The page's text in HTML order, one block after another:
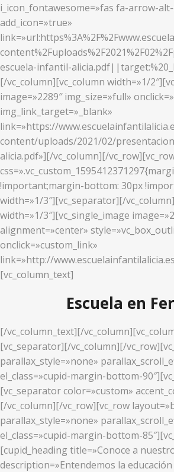
i_icon_fontawesome=»fas fa-arrow-
add_icon=»true»
escuela-infantil-
[/vc_column][vc_column width=»1/
image=»2289″ img_size=»full»
img_link_target=»_blank»
link=»https://
content/uploads/2021/02/
alicia.pdf»][/vc_column][/
!important;margin-bottom: 30px
width=»1/3″][vc_separator][/
width=»1/3″][vc_single_image
alignment=»center»
onclick=»custom_link»
link=»http://
[vc_column_text]
Escuela en
[/vc_column_text][/
[vc_separator][/vc_column][/
parallax_style=»none»
el_class=»cupid-margin-bottom-
[vc_separator color=»custom»
[/vc_column][/vc_row][vc_row
parallax_style=»none»
el_class=»cupid-margin-bottom-
[cupid_heading title=»Conoce a
description=»Entendemos la